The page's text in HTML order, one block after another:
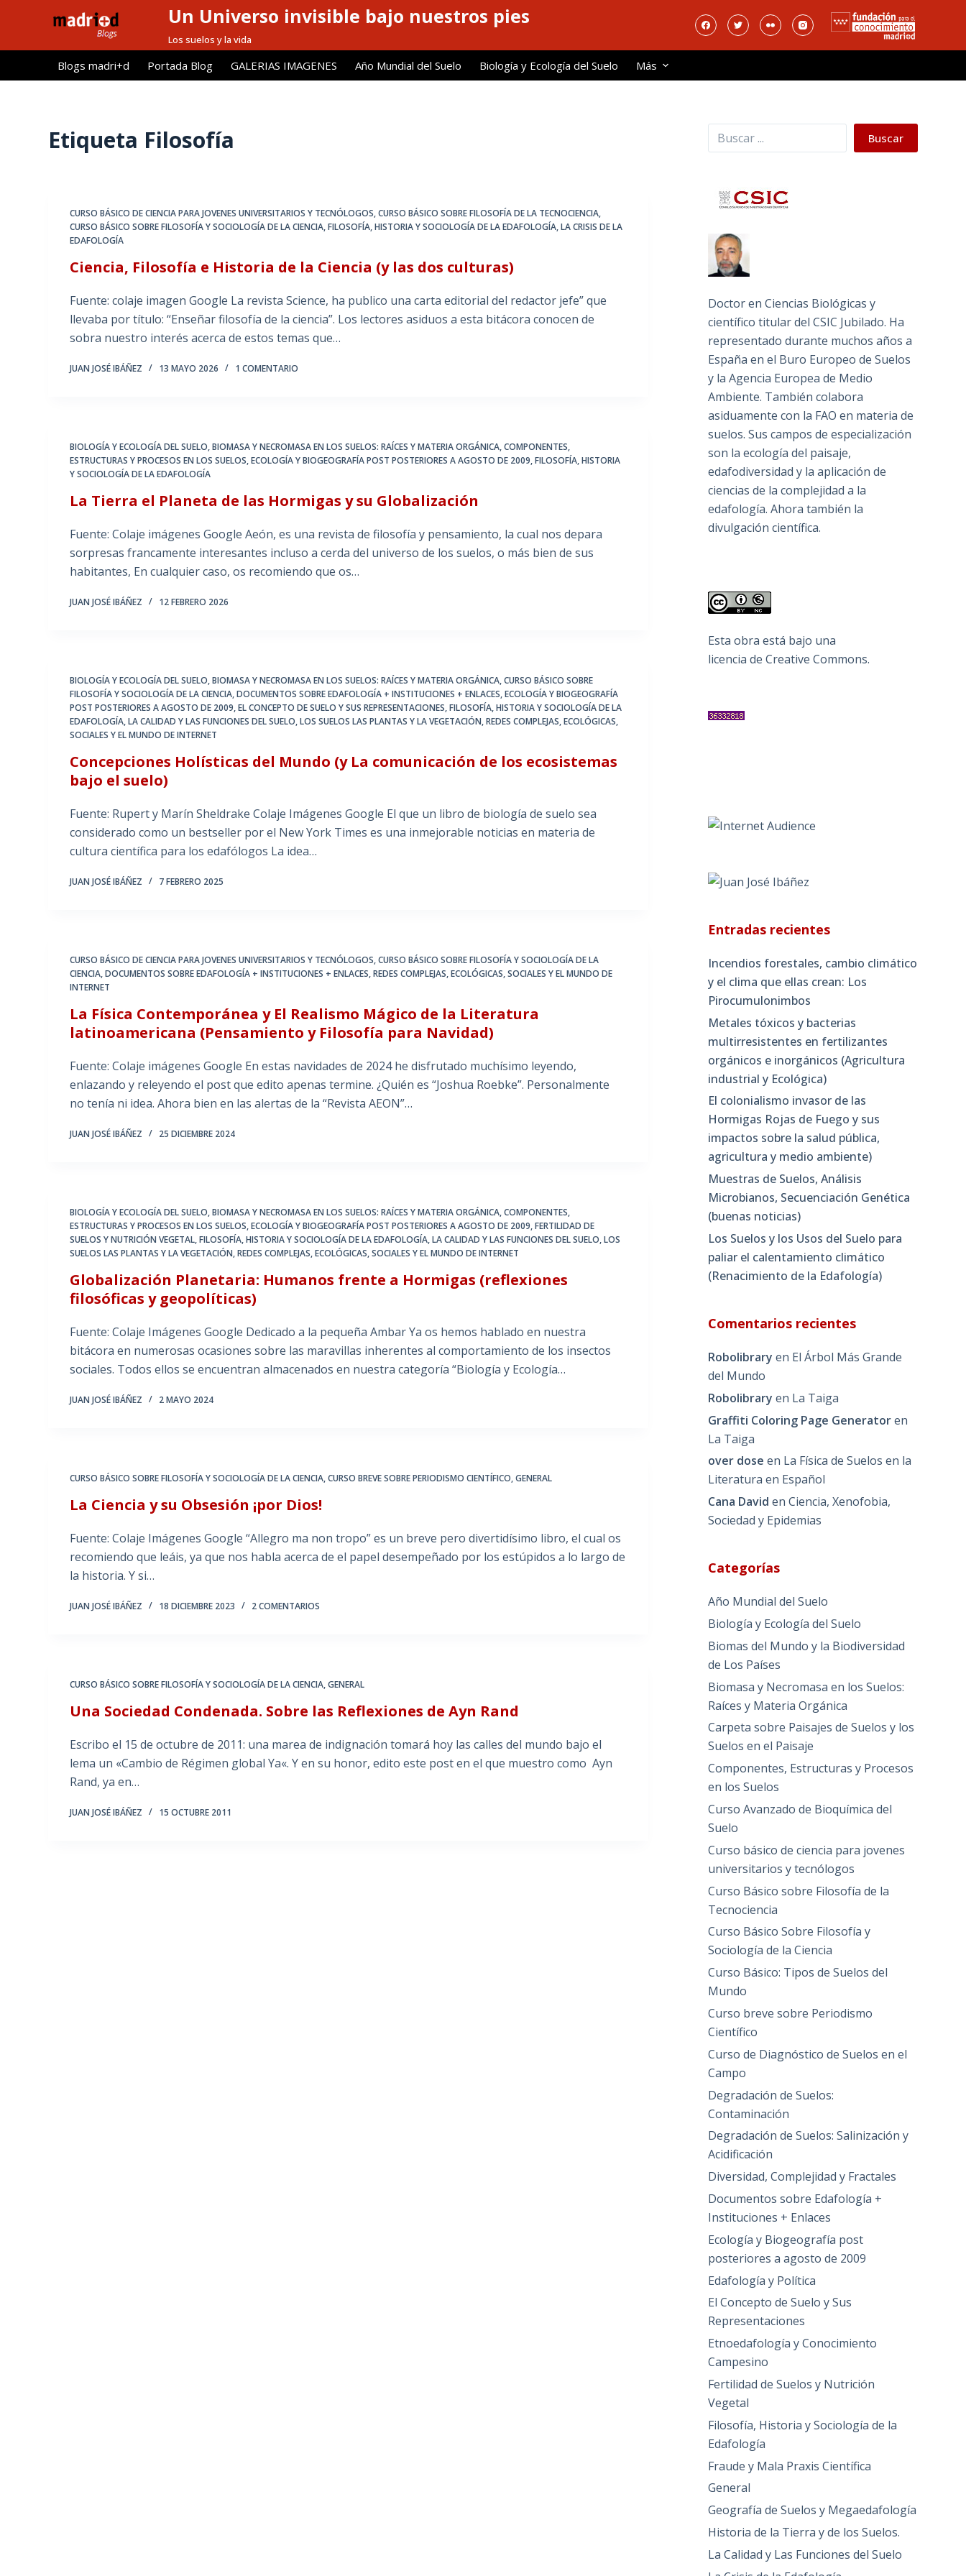
l
Un Universo invisible bajo nuestros pies
Los suelos y la vida
Blogs madri+d Portada Blog GALERIAS IMAGENES Año Mundial del Suelo Biología y Ecología del Suelo Más
Etiqueta Filosofía
CURSO BÁSICO DE CIENCIA PARA JOVENES UNIVERSITARIOS Y TECNÓLOGOS,CURSO BÁSICO SOBRE FILOSOFÍA DE LA TECNOCIENCIA,
CURSO BÁSICO SOBRE FILOSOFÍA Y SOCIOLOGÍA DE LA CIENCIA,FILOSOFÍA, HISTORIA Y SOCIOLOGÍA DE LA EDAFOLOGÍA,LA CRISIS DE LA
EDAFOLOGÍA
Ciencia, Filosofía e Historia de la Ciencia (y las dos culturas)
Fuente: colaje imagen Google La revista Science, ha publico una carta editorial del redactor jefe” que
llevaba por título: “Enseñar filosofía de la ciencia”. Los lectores asiduos a esta bitácora conocen de
sobra nuestro interés acerca de estos temas que…
JUAN JOSÉ IBÁÑEZ 13 MAYO 2026 1 COMENTARIO
BIOLOGÍA Y ECOLOGÍA DEL SUELO,BIOMASA Y NECROMASA EN LOS SUELOS: RAÍCES Y MATERIA ORGÁNICA,COMPONENTES,
ESTRUCTURAS Y PROCESOS EN LOS SUELOS,ECOLOGÍA Y BIOGEOGRAFÍA POST POSTERIORES A AGOSTO DE 2009,FILOSOFÍA, HISTORIA
Y SOCIOLOGÍA DE LA EDAFOLOGÍA
La Tierra el Planeta de las Hormigas y su Globalización
Fuente: Colaje imágenes Google Aeón, es una revista de filosofía y pensamiento, la cual nos depara
sorpresas francamente interesantes incluso a cerda del universo de los suelos, o más bien de sus
habitantes, En cualquier caso, os recomiendo que os…
JUAN JOSÉ IBÁÑEZ 12 FEBRERO 2026
BIOLOGÍA Y ECOLOGÍA DEL SUELO,BIOMASA Y NECROMASA EN LOS SUELOS: RAÍCES Y MATERIA ORGÁNICA,CURSO BÁSICO SOBRE
FILOSOFÍA Y SOCIOLOGÍA DE LA CIENCIA,DOCUMENTOS SOBRE EDAFOLOGÍA + INSTITUCIONES + ENLACES,ECOLOGÍA Y BIOGEOGRAFÍA
POST POSTERIORES A AGOSTO DE 2009,EL CONCEPTO DE SUELO Y SUS REPRESENTACIONES,FILOSOFÍA, HISTORIA Y SOCIOLOGÍA DE LA
EDAFOLOGÍA,LA CALIDAD Y LAS FUNCIONES DEL SUELO,LOS SUELOS LAS PLANTAS Y LA VEGETACIÓN,REDES COMPLEJAS, ECOLÓGICAS,
SOCIALES Y EL MUNDO DE INTERNET
Concepciones Holísticas del Mundo (y La comunicación de los ecosistemas
bajo el suelo)
Fuente: Rupert y Marín Sheldrake Colaje Imágenes Google El que un libro de biología de suelo sea
considerado como un bestseller por el New York Times es una inmejorable noticias en materia de
cultura científica para los edafólogos La idea…
JUAN JOSÉ IBÁÑEZ 7 FEBRERO 2025
CURSO BÁSICO DE CIENCIA PARA JOVENES UNIVERSITARIOS Y TECNÓLOGOS,CURSO BÁSICO SOBRE FILOSOFÍA Y SOCIOLOGÍA DE LA
CIENCIA,DOCUMENTOS SOBRE EDAFOLOGÍA + INSTITUCIONES + ENLACES,REDES COMPLEJAS, ECOLÓGICAS, SOCIALES Y EL MUNDO DE
INTERNET
La Física Contemporánea y El Realismo Mágico de la Literatura
latinoamericana (Pensamiento y Filosofía para Navidad)
Fuente: Colaje imágenes Google En estas navidades de 2024 he disfrutado muchísimo leyendo,
enlazando y releyendo el post que edito apenas termine. ¿Quién es “Joshua Roebke”. Personalmente
no tenía ni idea. Ahora bien en las alertas de la “Revista AEON”…
JUAN JOSÉ IBÁÑEZ 25 DICIEMBRE 2024
BIOLOGÍA Y ECOLOGÍA DEL SUELO,BIOMASA Y NECROMASA EN LOS SUELOS: RAÍCES Y MATERIA ORGÁNICA,COMPONENTES,
ESTRUCTURAS Y PROCESOS EN LOS SUELOS,ECOLOGÍA Y BIOGEOGRAFÍA POST POSTERIORES A AGOSTO DE 2009,FERTILIDAD DE
SUELOS Y NUTRICIÓN VEGETAL,FILOSOFÍA, HISTORIA Y SOCIOLOGÍA DE LA EDAFOLOGÍA,LA CALIDAD Y LAS FUNCIONES DEL SUELO,LOS
SUELOS LAS PLANTAS Y LA VEGETACIÓN,REDES COMPLEJAS, ECOLÓGICAS, SOCIALES Y EL MUNDO DE INTERNET
Globalización Planetaria: Humanos frente a Hormigas (reflexiones
filosóficas y geopolíticas)
Fuente: Colaje Imágenes Google Dedicado a la pequeña Ambar Ya os hemos hablado en nuestra
bitácora en numerosas ocasiones sobre las maravillas inherentes al comportamiento de los insectos
sociales. Todos ellos se encuentran almacenados en nuestra categoría “Biología y Ecología…
JUAN JOSÉ IBÁÑEZ 2 MAYO 2024
CURSO BÁSICO SOBRE FILOSOFÍA Y SOCIOLOGÍA DE LA CIENCIA,CURSO BREVE SOBRE PERIODISMO CIENTÍFICO,GENERAL
La Ciencia y su Obsesión ¡por Dios!
Fuente: Colaje Imágenes Google “Allegro ma non tropo” es un breve pero divertidísimo libro, el cual os
recomiendo que leáis, ya que nos habla acerca de el papel desempeñado por los estúpidos a lo largo de
la historia. Y si…
JUAN JOSÉ IBÁÑEZ 18 DICIEMBRE 2023 2 COMENTARIOS
CURSO BÁSICO SOBRE FILOSOFÍA Y SOCIOLOGÍA DE LA CIENCIA,GENERAL
Una Sociedad Condenada. Sobre las Reflexiones de Ayn Rand
Escribo el 15 de octubre de 2011: una marea de indignación tomará hoy las calles del mundo bajo el
lema un «Cambio de Régimen global Ya«. Y en su honor, edito este post en el que muestro como Ayn
Rand, ya en…
JUAN JOSÉ IBÁÑEZ 15 OCTUBRE 2011
Buscar Buscar
Doctor en Ciencias Biológicas y
científico titular del CSIC Jubilado. Ha
representado durante muchos años a
España en el Buro Europeo de Suelos
y la Agencia Europea de Medio
Ambiente. También colabora
asiduamente con la FAO en materia de
suelos. Sus campos de especialización
son la ecología del paisaje,
edafodiversidad y la aplicación de
ciencias de la complejidad a la
edafología. Ahora también la
divulgación científica.
Esta obra está bajo una
licencia de Creative Commons.
Entradas recientes
Incendios forestales, cambio climático
y el clima que ellas crean: Los
Pirocumulonimbos
Metales tóxicos y bacterias
multirresistentes en fertilizantes
orgánicos e inorgánicos (Agricultura
industrial y Ecológica)
El colonialismo invasor de las
Hormigas Rojas de Fuego y sus
impactos sobre la salud pública,
agricultura y medio ambiente)
Muestras de Suelos, Análisis
Microbianos, Secuenciación Genética
(buenas noticias)
Los Suelos y los Usos del Suelo para
paliar el calentamiento climático
(Renacimiento de la Edafología)
Comentarios recientes
Robolibrary en El Árbol Más Grande
del Mundo
Robolibrary en La Taiga
Graffiti Coloring Page Generatoren
La Taiga
over dose en La Física de Suelos en la
Literatura en Español
Cana David enCiencia, Xenofobia,
Sociedad y Epidemias
Categorías
Año Mundial del Suelo
Biología y Ecología del Suelo
Biomas del Mundo y la Biodiversidad
de Los Países
Biomasa y Necromasa en los Suelos:
Raíces y Materia Orgánica
Carpeta sobre Paisajes de Suelos y los
Suelos en el Paisaje
Componentes, Estructuras y Procesos
en los Suelos
Curso Avanzado de Bioquímica del
Suelo
Curso básico de ciencia para jovenes
universitarios y tecnólogos
Curso Básico sobre Filosofía de la
Tecnociencia
Curso Básico Sobre Filosofía y
Sociología de la Ciencia
Curso Básico: Tipos de Suelos del
Mundo
Curso breve sobre Periodismo
Científico
Curso de Diagnóstico de Suelos en el
Campo
Degradación de Suelos:
Contaminación
Degradación de Suelos: Salinización y
Acidificación
Diversidad, Complejidad y Fractales
Documentos sobre Edafología +
Instituciones + Enlaces
Ecología y Biogeografía post
posteriores a agosto de 2009
Edafología y Política
El Concepto de Suelo y Sus
Representaciones
Etnoedafología y Conocimiento
Campesino
Fertilidad de Suelos y Nutrición
Vegetal
Filosofía, Historia y Sociología de la
Edafología
Fraude y Mala Praxis Científica
General
Geografía de Suelos y Megaedafología
Historia de la Tierra y de los Suelos.
La Calidad y Las Funciones del Suelo